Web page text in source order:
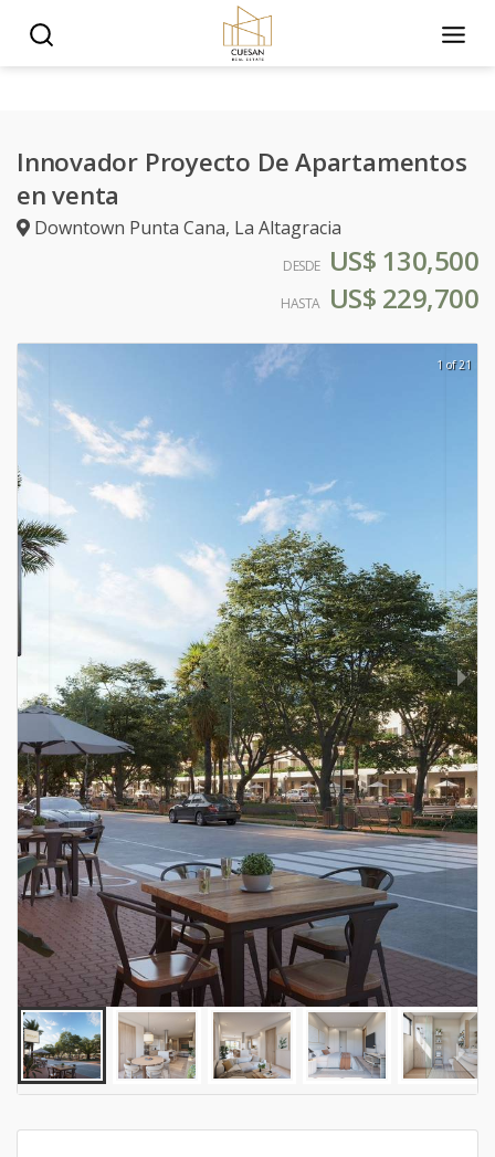
Innovador Proyecto De Apartamentos
en venta
Downtown Punta Cana, La Altagracia
DESDE US$ 130,500
HASTA US$ 229,700
1 of 21